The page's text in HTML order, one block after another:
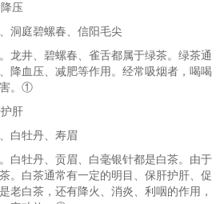
压
庭碧螺春、信阳毛尖
井、碧螺春、雀舌都属于绿茶。绿茶通
降血压、减肥等作用。经常吸烟者，喝喝
害。①
肝
白牡丹、寿眉
牡丹、贡眉、白毫银针都是白茶。由于
。白茶通常有一定的明目、保肝护肝、促
老白茶，还有降火、消炎、利咽的作用，